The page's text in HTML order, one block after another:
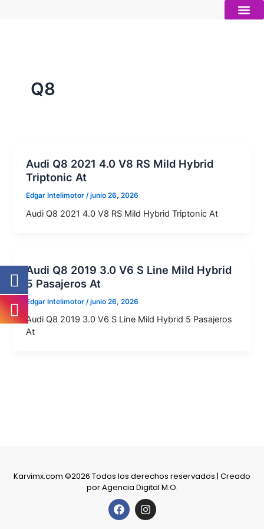
Q8
Audi Q8 2021 4.0 V8 RS Mild Hybrid
Triptonic At
Edgar Intelimotor/junio 26, 2026
Audi Q8 2021 4.0 V8 RS Mild Hybrid Triptonic At
Audi Q8 2019 3.0 V6 S Line Mild Hybrid
5 Pasajeros At
Edgar Intelimotor /junio 26, 2026
Audi Q8 2019 3.0 V6 S Line Mild Hybrid 5 Pasajeros
At
Karvimx.com ©2026 Todos los derechos reservados | Creado
porAgencia Digital M.O.
F
a
I
n